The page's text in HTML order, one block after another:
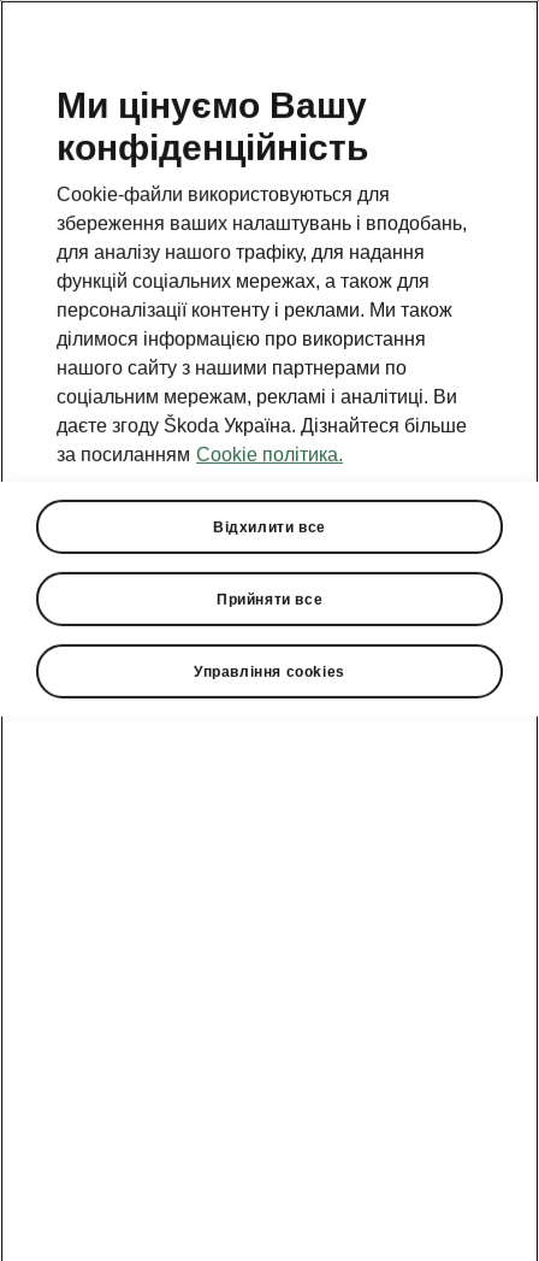
Ми цінуємо Вашу
конфіденційність
Cookie-файли використовуються для
збереження ваших налаштувань і вподобань,
для аналізу нашого трафіку, для надання
функцій соціальних мережах, а також для
персоналізації контенту і реклами. Ми також
ділимося інформацією про використання
нашого сайту з нашими партнерами по
соціальним мережам, рекламі і аналітиці. Ви
даєте згоду Škoda Україна. Дізнайтеся більше
за посиланням Cookie політика.
Відхилити все
Прийняти все
Управління cookies